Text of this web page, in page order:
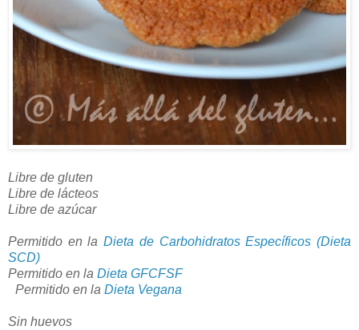
Libre de gluten
Libre de lácteos
Libre de azúcar
Permitido en laDieta de Carbohidratos Específicos (Dieta
SCD)
Permitido en la Dieta GFCFSF
Permitido en la Dieta Vegana
Sin huevos